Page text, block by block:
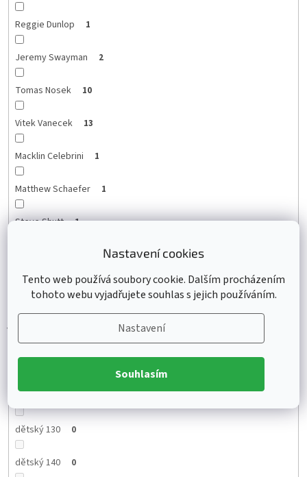
Nastavení cookies
Tento web používá soubory cookie. Dalším procházením
tohoto webu vyjadřujete souhlas s jejich používáním.
Nastavení
Souhlasím
Reggie Dunlop 1
Jeremy Swayman 2
Tomas Nosek 10
Vitek Vanecek 13
Macklin Celebrini 1
Matthew Schaefer 1
Steve Shutt 1
Lane Hutson 1
Velikost
dětský 130 0
dětský 140 0